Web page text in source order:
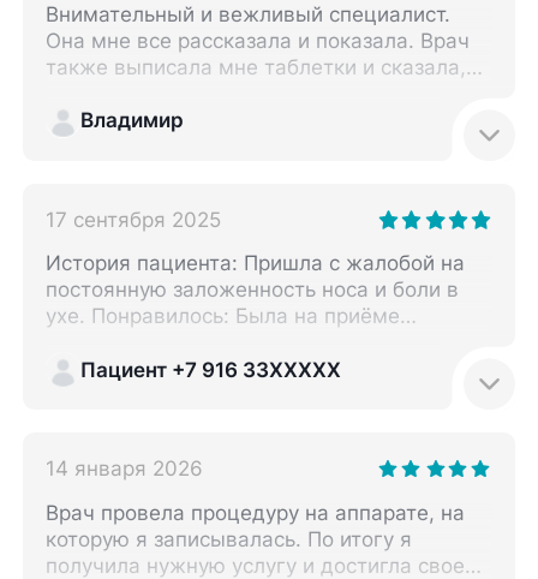
Внимательный и вежливый специалист.
Она мне все рассказала и показала. Врач
также выписала мне таблетки и сказала,
прием.
Владимир
17 сентября 2025
История пациента: Пришла с жалобой на
постоянную заложенность носа и боли в
ухе. Понравилось: Была на приёме
здоровья". Остались очень приятные
рассказала. Дала рекомендации. Выписала
лекарства. Очень приятно общаться с
таким компетентным, а самое главное,
вежливым врачом.
Пациент +7 916 33XXXXX
14 января 2026
Врач провела процедуру на аппарате, на
которую я записывалась. По итогу я
получила нужную услугу и достигла своей